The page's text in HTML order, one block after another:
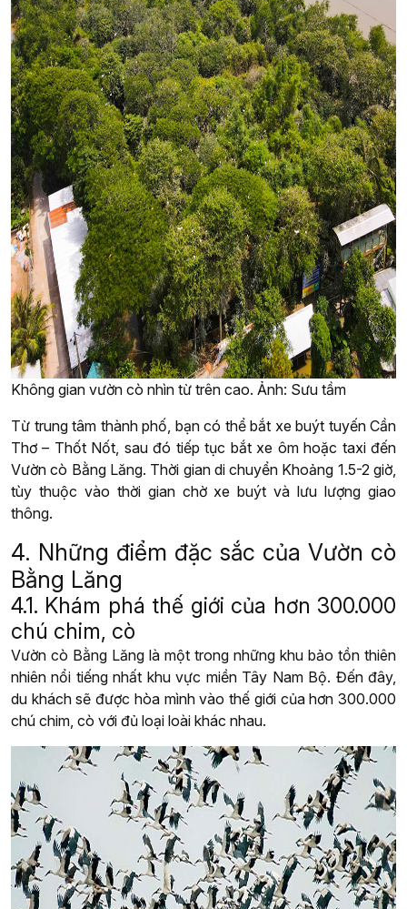
Không gian vườn cò nhìn từ trên cao. Ảnh: Sưu tầm
Từ trung tâm thành phố, bạn có thể bắt xe buýt tuyến Cần
Thơ – Thốt Nốt, sau đó tiếp tục bắt xe ôm hoặc taxi đến
Vườn cò Bằng Lăng. Thời gian di chuyển Khoảng 1.5-2 giờ,
tùy thuộc vào thời gian chờ xe buýt và lưu lượng giao
thông.
4. Những điểm đặc sắc của Vườn cò
Bằng Lăng
4.1. Khám phá thế giới của hơn 300.000
chú chim, cò
Vườn cò Bằng Lăng là một trong những khu bảo tồn thiên
nhiên nổi tiếng nhất khu vực miền Tây Nam Bộ. Đến đây,
du khách sẽ được hòa mình vào thế giới của hơn 300.000
chú chim, cò với đủ loại loài khác nhau.